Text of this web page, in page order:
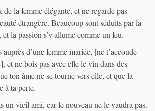
de la femme élégante, et ne regarde pas
étrangère. Beaucoup sont séduits par la
et la passion s’y allume comme un feu.
auprès d’une femme mariée, [ne t’accoude
et ne bois pas avec elle le vin dans des
ton âme ne se tourne vers elle, et que la
à ta perte.
un vieil ami, car le nouveau ne le vaudra pas.